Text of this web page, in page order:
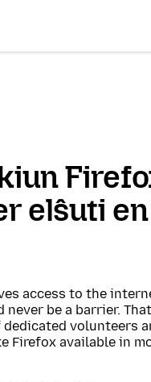
elŝuti
access to the
never be a barrier.
volunteers
Firefox available in